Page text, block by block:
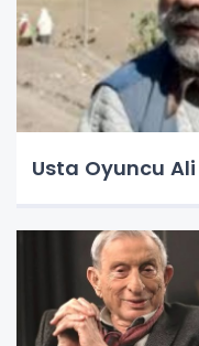
Usta Oyuncu